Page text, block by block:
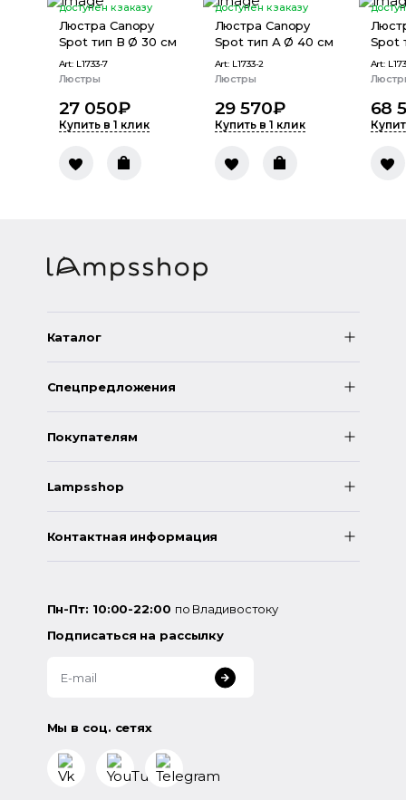
доступен к заказу
Люстра Canopy
Spot тип В Ø 30 см
Art: L1733-7
Люстры
27 050₽
Купить в 1 клик
доступен к заказу
Люстра Canopy
Spot тип А Ø 40 см
Art: L1733-2
Люстры
29 570₽
Купить в 1 клик
Spot
Art:
68
Каталог
Спецпредложения
Покупателям
Lampsshop
Контактная информация
Пн-Пт: 10:00-22:00 по Владивостоку
Подписаться на рассылку
Мы в соц. сетях